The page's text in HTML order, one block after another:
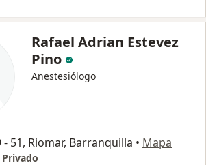
Rafael Adrian Estevez
Pino
Anestesiólogo
- 51, Riomar, Barranquilla • Mapa